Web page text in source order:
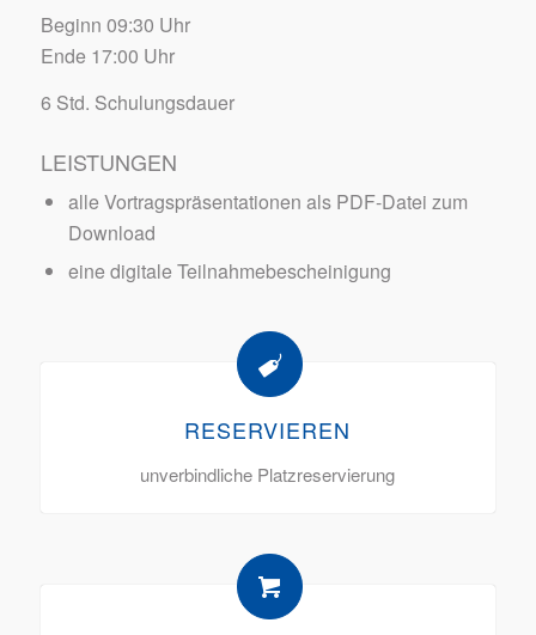
Beginn 09:30 Uhr
Ende 17:00 Uhr
6 Std. Schulungsdauer
LEISTUNGEN
alle Vortragspräsentationen als PDF-Datei zum
Download
eine digitale Teilnahmebescheinigung
RESERVIEREN
unverbindliche Platzreservierung